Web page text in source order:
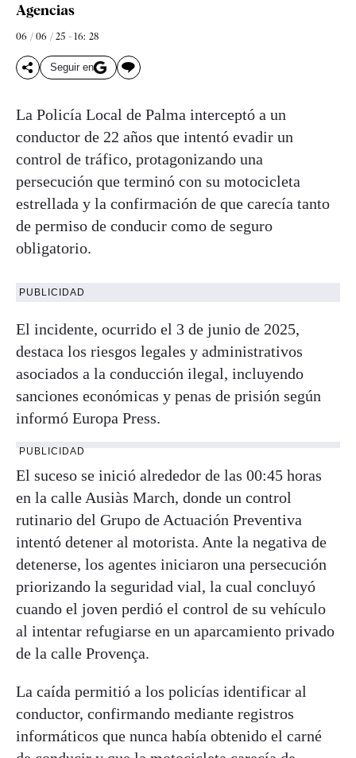
Agencias
06 / 06 / 25 - 16: 28
Seguir en
La Policía Local de Palma interceptó a un
conductor de 22 años que intentó evadir un
control de tráfico, protagonizando una
persecución que terminó con su motocicleta
estrellada y la confirmación de que carecía tanto
de permiso de conducir como de seguro
obligatorio.
PUBLICIDAD
El incidente, ocurrido el 3 de junio de 2025,
destaca los riesgos legales y administrativos
asociados a la conducción ilegal, incluyendo
sanciones económicas y penas de prisión según
informó Europa Press.
PUBLICIDAD
El suceso se inició alrededor de las 00:45 horas
en la calle Ausiàs March, donde un control
rutinario del Grupo de Actuación Preventiva
intentó detener al motorista. Ante la negativa de
detenerse, los agentes iniciaron una persecución
priorizando la seguridad vial, la cual concluyó
cuando el joven perdió el control de su vehículo
al intentar refugiarse en un aparcamiento privado
de la calle Provença.
La caída permitió a los policías identificar al
conductor, confirmando mediante registros
informáticos que nunca había obtenido el carné